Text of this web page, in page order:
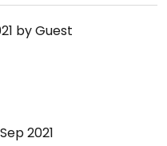
by Guest
2021